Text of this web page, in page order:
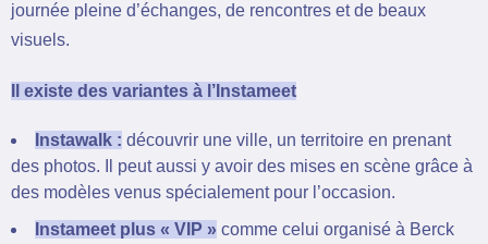
journée pleine d’échanges, de rencontres et de beaux
visuels.
Il existe des variantes à l’Instameet
Instawalk : découvrir une ville, un territoire en prenant
des photos. Il peut aussi y avoir des mises en scène grâce à
des modèles venus spécialement pour l’occasion.
Instameet plus « VIP » comme celui organisé à Berck